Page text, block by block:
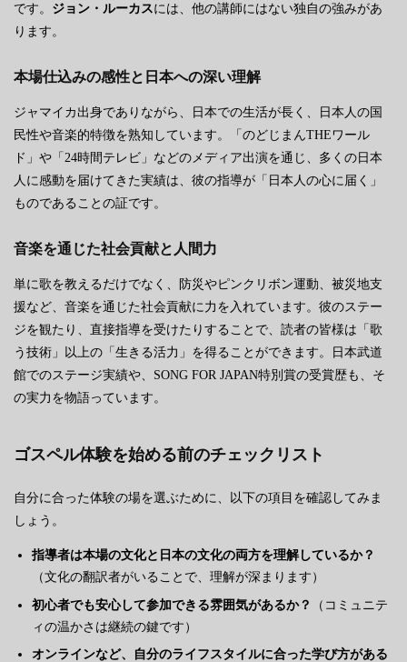
です。 ジョン・ルーカスには、他の講師にはない独自の強みがあ
ります。
本場仕込みの感性と日本への深い理解
ジャマイカ出身でありながら、日本での生活が長く、日本人の国
民性や音楽的特徴を熟知しています。「のどじまんTHEワール
ド」や「24時間テレビ」などのメディア出演を通じ、多くの日本
人に感動を届けてきた実績は、彼の指導が「日本人の心に届く」
ものであることの証です。
音楽を通じた社会貢献と人間力
単に歌を教えるだけでなく、防災やピンクリボン運動、被災地支
援など、音楽を通じた社会貢献に力を入れています。彼のステー
ジを観たり、直接指導を受けたりすることで、読者の皆様は「歌
う技術」以上の「生きる活力」を得ることができます。日本武道
館でのステージ実績や、SONG FOR JAPAN特別賞の受賞歴も、そ
の実力を物語っています。
ゴスペル体験を始める前のチェックリスト
自分に合った体験の場を選ぶために、以下の項目を確認してみま
しょう。
指導者は本場の文化と日本の文化の両方を理解しているか？
（文化の翻訳者がいることで、理解が深まります）
初心者でも安心して参加できる雰囲気があるか？
（コミュニテ
ィの温かさは継続の鍵です）
オンラインなど、自分のライフスタイルに合った学び方がある